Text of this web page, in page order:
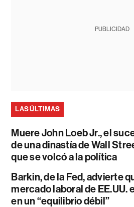
PUBLICIDAD
LAS ÚLTIMAS
Muere John Loeb Jr., el
de una dinastía de Wall
que se volcó a la política
Barkin, de la Fed, advierte
mercado laboral de EE.UU.
en un “equilibrio débil”